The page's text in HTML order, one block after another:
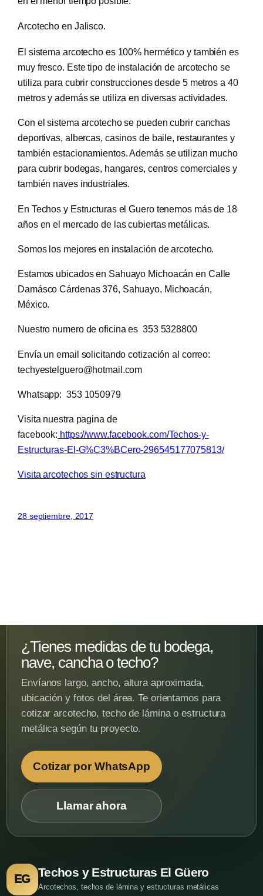
Arcotecho en Jalisco.
El sistema arcotecho es 100% hermético y también es
muy fresco. Este tipo de instalación de arcotecho se
utiliza para cubrir construcciones desde 5 metros a 40
metros y además se utiliza en diversas actividades.
Con el sistema arcotecho se pueden cubrir canchas
deportivas, albercas, casinos de baile, restaurantes y
también estacionamientos. Además se utilizan mucho
para cubrir bodegas, hangares, centros comerciales y
también naves industriales.
En Techos y Estructuras el Guero tenemos más de 18
años en el mercado de las cubiertas metálicas.
Somos los mejores en instalación de arcotecho.
Estamos ubicados en Sahuayo Michoacán en Calle
Damásco Cárdenas 376, Sahuayo, Michoacán,
México.
Nuestro numero de oficina es 353 5328800
Envía un email solicitando cotización al correo:
techyestelguero@hotmail.com
Whatsapp: 353 1050979
Visita nuestra pagina de
facebook: https://www.facebook.com/Techos-y-
Estructuras-El-G%C3%BCero-296545177075813/
Visita arcotechos sin estructura
28 septiembre, 2017
¿Tienes medidas de tu bodega,
nave, cancha o techo?
Envíanos largo, ancho, altura aproximada,
ubicación y fotos del área. Te orientamos para
cotizar arcotecho, techo de lámina o estructura
metálica según tu proyecto.
Cotizar por WhatsApp
Llamar ahora
EG
Techos y Estructuras El Güero
Arcotechos, techos de lámina y estructuras metálicas